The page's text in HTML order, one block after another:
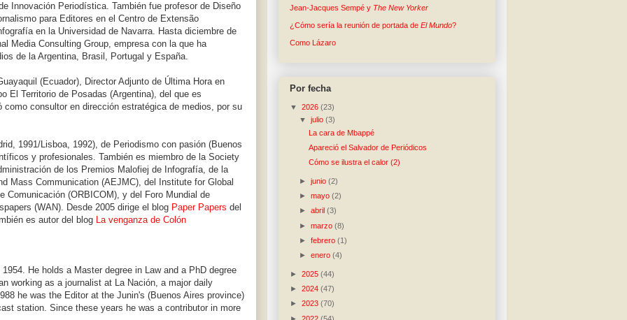
Innovación Periodística. También fue profesor de Diseño
para Editores en el Centro de Extensão
en la Universidad de Navarra. Hasta diciembre de
Media Consulting Group, empresa con la que ha
de la Argentina, Brasil, Portugal y España.
(Ecuador), Director Adjunto de Última Hora en
El Territorio de Posadas (Argentina), del que es
consultor en dirección estratégica de medios, por su
1991/Lisboa, 1992), de Periodismo con pasión (Buenos
y profesionales. También es miembro de la Society
de los Premios Malofiej de Infografía, de la
Mass Communication (AEJMC), del Institute for Global
Comunicación (ORBICOM), y del Foro Mundial de
(WAN). Desde 2005 dirige el blog Paper Papers del
es autor del blog La venganza de Colón
He holds a Master degree in Law and a PhD degree
working as a journalist at La Nación, a major daily
he was the Editor at the Junin's (Buenos Aires province)
station. Since these years he was a contributor in more
Jean-Jacques Sempé y The New Yorker
¿Cómo sería la reunión de portada de El Mundo?
Como Lázaro
Por fecha
▼ 2026 (23)
▼julio(3)
La cara de Mbappé
Apareció el Salvador de Periódicos
Cómo se ilustra el calor (2)
►junio(2)
►mayo(2)
►abril(3)
►marzo(8)
►febrero(1)
►enero(4)
► 2025 (44)
► 2024 (47)
► 2023 (70)
► 2022 (54)